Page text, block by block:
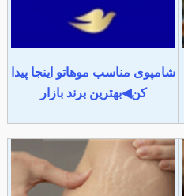
شامپوی مناسب موهاتو اینجا پیدا
کن◀بهترین برند بازار